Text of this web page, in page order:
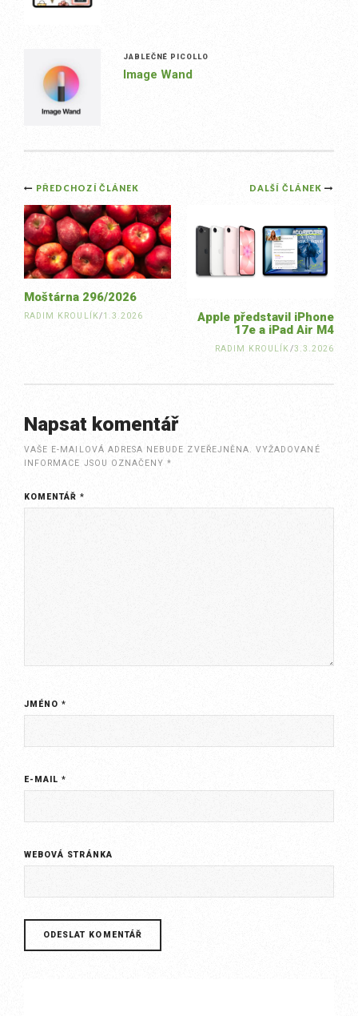
JABLEČNÉ PICOLLO
Image Wand
Post
navigation
DALŠÍ ČLÁNEK
Apple představil iPhone
17e a iPad Air M4
RADIM KROULÍK/3.3.2026
PŘEDCHOZÍ ČLÁNEK
Moštárna 296/2026
RADIM KROULÍK/1.3.2026
Napsat komentář
VAŠE E-MAILOVÁ ADRESA NEBUDE ZVEŘEJNĚNA. VYŽADOVANÉ
INFORMACE JSOU OZNAČENY*
KOMENTÁŘ*
JMÉNO*
E-MAIL*
WEBOVÁ STRÁNKA